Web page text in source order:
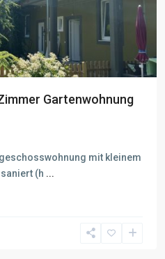
Gartenwohnung
mit kleinem
(h ...